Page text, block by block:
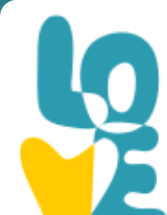
You are here: Home »
Gastronomy
» BIANCO
BIANCO